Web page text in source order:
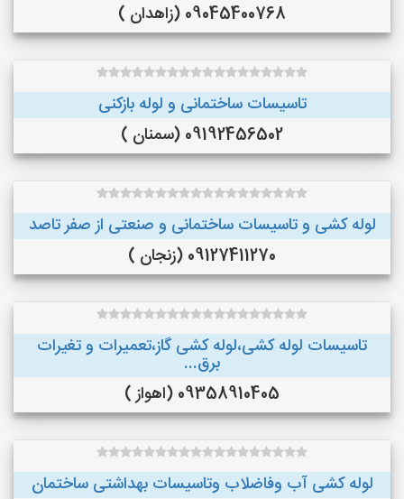
09045400768 (زاهدان )
تاسیسات ساختمانی و لوله بازکنی
09192456502 (سمنان )
لوله کشی و تاسیسات ساختمانی و صنعتی از صفر تاصد
09127411270 (زنجان )
تاسیسات لوله کشی،لوله کشی گاز،تعمیرات و تغیرات
برق...
09358910405 (اهواز )
لوله کشی آب وفاضلاب وتاسیسات بهداشتی ساختمان